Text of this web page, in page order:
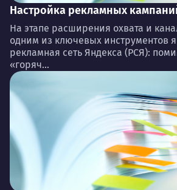
Настройка рекламных
На этапе расширения охвата и
одним из ключевых инструментов
рекламная сеть Яндекса (РСЯ):
«горяч...